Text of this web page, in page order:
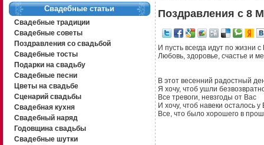
Свадебные статьи
Свадебные традиции
Свадебные советы
Поздравления со свадьбой
Свадебные тосты
Подарки на свадьбу
Свадебные песни
Цветы на свадьбе
Сценарий свадьбы
Свадебная кухня
Свадебный наряд
Годовщина свадьбы
Свадебные шутки
Поздравления с 8
И пусть всегда идут по жизни
Любовь, здоровье, счастье и
В этот весенний радостный
Я хочу, чтоб ушли
Все тревоги, невзгоды от Вас
И хочу, чтоб навеки осталось у
Все, что было хорошего в